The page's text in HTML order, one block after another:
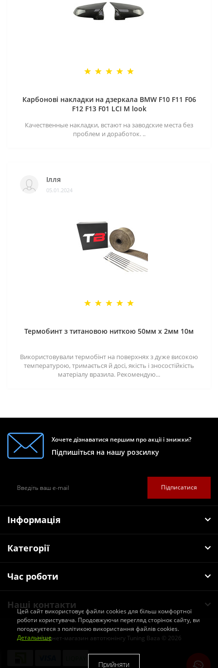
Карбонові накладки на дзеркала BMW F10 F11 F06
F12 F13 F01 LCI M look
Качественные накладки, встают на заводские места без
проблем и доработок. ..
Ілля
05.01.2024
Термобинт з титановою ниткою 50мм х 2мм 10м
Використовували термобінт на поверхнях з дуже високою
температурою, тримається й досі, якість і зносостійкість
матеріалу вразила. Рекомендую...
Хочете дізнаватися першим про акції і знижки?
Підпишіться на нашу розсилку
Підписатися
Інформація
Категорії
Час роботи
Наші контакти
Інтернет-магазин автотюнінгу Tuning Baza © 2026
Цей сайт використовує файли cookies для більш комфортної
роботи користувача. Продовжуючи перегляд сторінок сайту, ви
погоджуєтеся з політикою використання файлів cookies.
Детальніше
Прийняти